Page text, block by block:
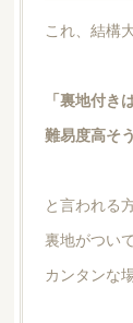
これ、結構
「裏地付き
難易度高そ
と言われる
裏地がつい
カンタンな